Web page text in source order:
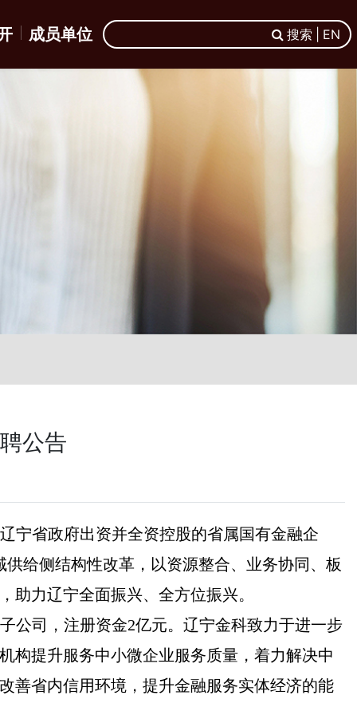
成员单位 搜索 | EN
公告
宁省政府出资并全资控股的省属国有金融企
给侧结构性改革，以资源整合、业务协同、板
力辽宁全面振兴、全方位振兴。
公司，注册资金2亿元。辽宁金科致力于进一步
构提升服务中小微企业服务质量，着力解决中
善省内信用环境，提升金融服务实体经济的能